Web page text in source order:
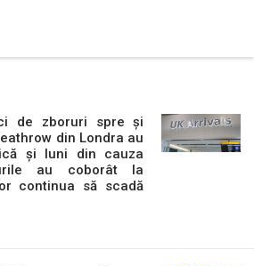
de zboruri spre și
din Londra au
și luni din cauza
au coborât la
continua să scadă